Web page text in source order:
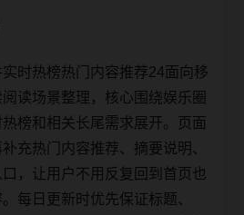
时热榜热门内容推荐24面向移
读场景整理，核心围绕娱乐圈
榜和相关长尾需求展开。页面
充热门内容推荐、摘要说明、
，让用户不用反复回到首页也
每日更新时优先保证标题、